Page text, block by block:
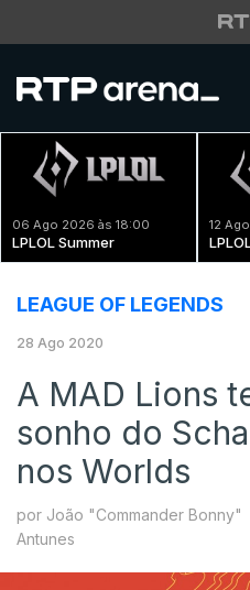
06 Ago 2026 às 18:00
LPLOL Summer
12
LEAGUE OF LEGENDS
28 Ago 2020
A MAD Lions
sonho do
nos Worlds
por João "Commander Bonny"
Antunes